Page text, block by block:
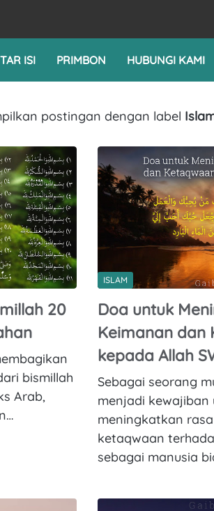
ISI PRIMBON HUBUNGI KAMI
postingan dengan label
20
bismillah
Arab,
ISLAM
Doa untuk
Keimanan dan
kepada Allah
Sebagai seorang
menjadi kewajiban
meningkatkan
ketaqwaan
sebagai manusia